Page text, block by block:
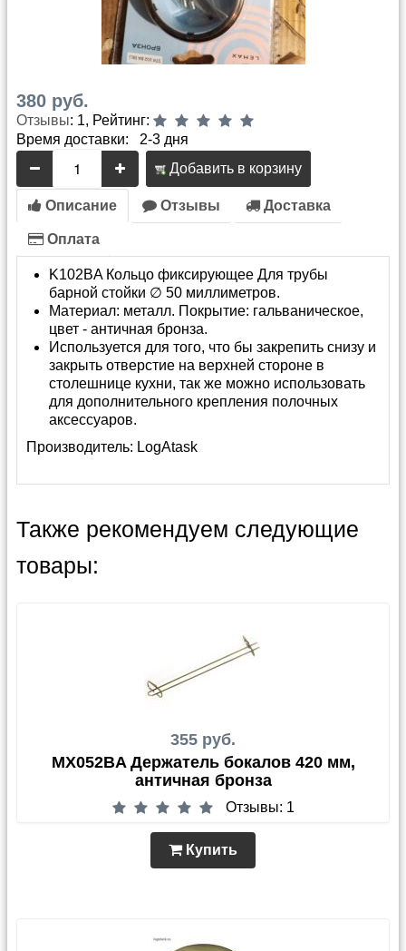
380 руб.
Отзывы: 1, Рейтинг:
Время доставки: 2-3 дня
Добавить в корзину
Описание Отзывы Доставка
Оплата
K102BA Кольцо фиксирующее Для трубы
барной стойки ∅ 50 миллиметров.
Материал: металл. Покрытие: гальваническое,
цвет - античная бронза.
Используется для того, что бы закрепить снизу и
закрыть отверстие на верхней стороне в
столешнице кухни, так же можно использовать
для дополнительного крепления полочных
аксессуаров.
Производитель: LogAtask
Также рекомендуем следующие
товары:
355 руб.
MX052BA Держатель бокалов 420 мм,
античная бронза
Отзывы: 1
Купить